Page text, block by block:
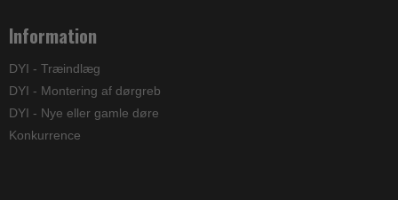
Information
DYI - Træindlæg
DYI - Montering af dørgreb
DYI - Nye eller gamle døre
Konkurrence